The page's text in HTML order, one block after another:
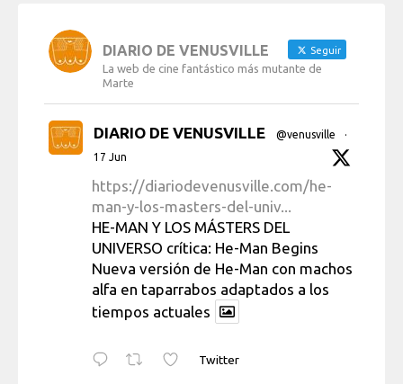
DIARIO DE VENUSVILLE Seguir
La web de cine fantástico más mutante de
Marte
DIARIO DE VENUSVILLE @venusville
·
17 Jun
https://diariodevenusville.com/he-
man-y-los-masters-del-univ...
HE-MAN Y LOS MÁSTERS DEL
UNIVERSO crítica: He-Man Begins
Nueva versión de He-Man con machos
alfa en taparrabos adaptados a los
tiempos actuales
Twitter